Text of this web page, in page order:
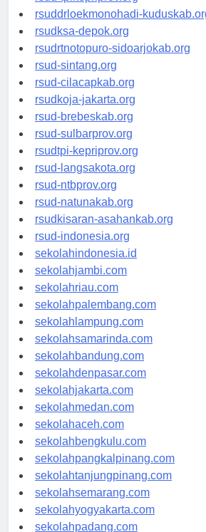
rsud-tpikepriprov.org
rsuddrloekmonohadi-kuduskab.org
rsudksa-depok.org
rsudrtnotopuro-sidoarjokab.org
rsud-sintang.org
rsud-cilacapkab.org
rsudkoja-jakarta.org
rsud-brebeskab.org
rsud-sulbarprov.org
rsudtpi-kepriprov.org
rsud-langsakota.org
rsud-ntbprov.org
rsud-natunakab.org
rsudkisaran-asahankab.org
rsud-indonesia.org
sekolahindonesia.id
sekolahjambi.com
sekolahriau.com
sekolahpalembang.com
sekolahlampung.com
sekolahsamarinda.com
sekolahbandung.com
sekolahdenpasar.com
sekolahjakarta.com
sekolahmedan.com
sekolahaceh.com
sekolahbengkulu.com
sekolahpangkalpinang.com
sekolahtanjungpinang.com
sekolahsemarang.com
sekolahyogyakarta.com